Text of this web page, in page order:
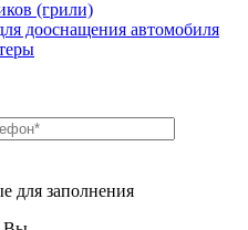
(грили)
дооснащения автомобиля
для заполнения